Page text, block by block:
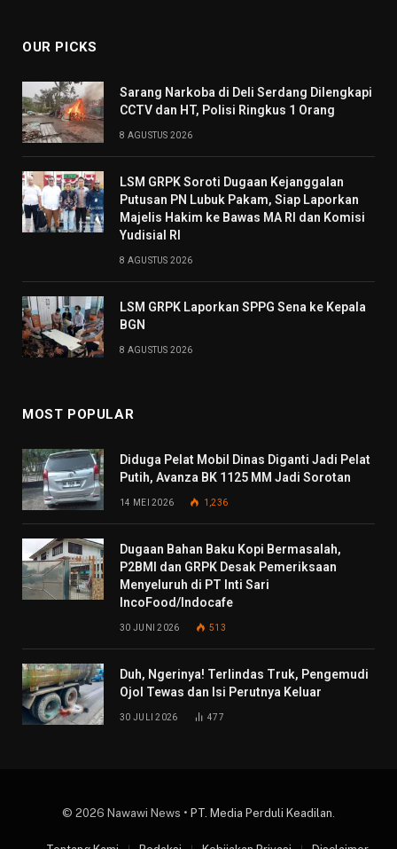
OUR PICKS
Sarang Narkoba di Deli Serdang Dilengkapi
CCTV dan HT, Polisi Ringkus 1 Orang
8 AGUSTUS 2026
LSM GRPK Soroti Dugaan Kejanggalan
Putusan PN Lubuk Pakam, Siap Laporkan
Majelis Hakim ke Bawas MA RI dan Komisi
Yudisial RI
8 AGUSTUS 2026
LSM GRPK Laporkan SPPG Sena ke Kepala
BGN
8 AGUSTUS 2026
MOST POPULAR
Diduga Pelat Mobil Dinas Diganti Jadi Pelat
Putih, Avanza BK 1125 MM Jadi Sorotan
14 MEI 2026 1,236
Dugaan Bahan Baku Kopi Bermasalah,
P2BMI dan GRPK Desak Pemeriksaan
Menyeluruh di PT Inti Sari
IncoFood/Indocafe
30 JUNI 2026 513
Duh, Ngerinya! Terlindas Truk, Pengemudi
Ojol Tewas dan Isi Perutnya Keluar
30 JULI 2026 477
© 2026 Nawawi News • PT. Media Perduli Keadilan